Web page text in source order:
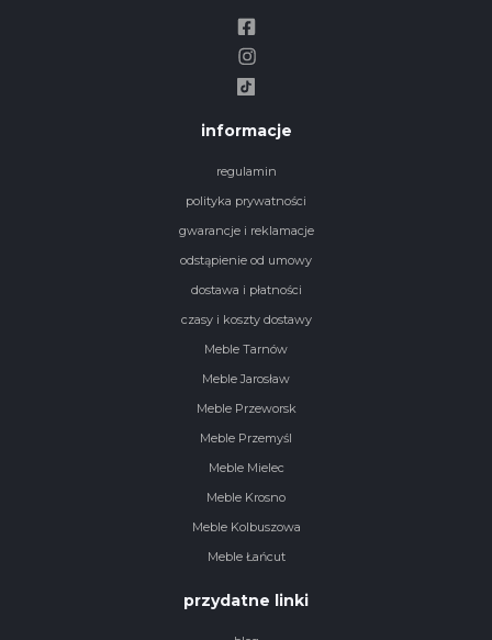
informacje
regulamin
polityka prywatności
gwarancje i reklamacje
odstąpienie od umowy
dostawa i płatności
czasy i koszty dostawy
Meble Tarnów
Meble Jarosław
Meble Przeworsk
Meble Przemyśl
Meble Mielec
Meble Krosno
Meble Kolbuszowa
Meble Łańcut
przydatne linki